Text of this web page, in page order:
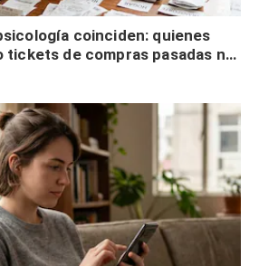
coinciden: quienes
tickets de compras pasadas no
sino que tienen necesidad de